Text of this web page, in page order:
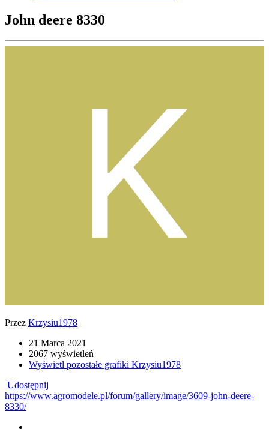
John deere 8330
Przez Krzysiu1978
21 Marca 2021
2067 wyświetleń
Wyświetl pozostałe grafiki Krzysiu1978
Udostępnij
https://www.agromodele.pl/forum/gallery/image/3609-john-deere-
8330/